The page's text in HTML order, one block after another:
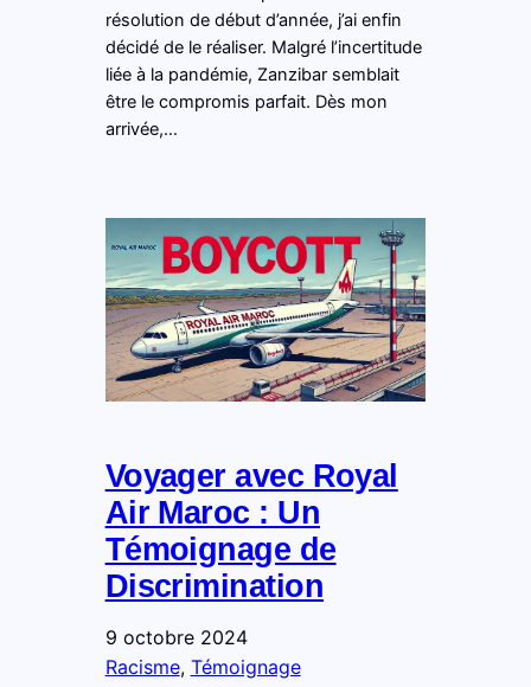
résolution de début d’année, j’ai enfin
décidé de le réaliser. Malgré l’incertitude
liée à la pandémie, Zanzibar semblait
être le compromis parfait. Dès mon
arrivée,…
Voyager avec Royal
Air Maroc : Un
Témoignage de
Discrimination
9 octobre 2024
Racisme, Témoignage